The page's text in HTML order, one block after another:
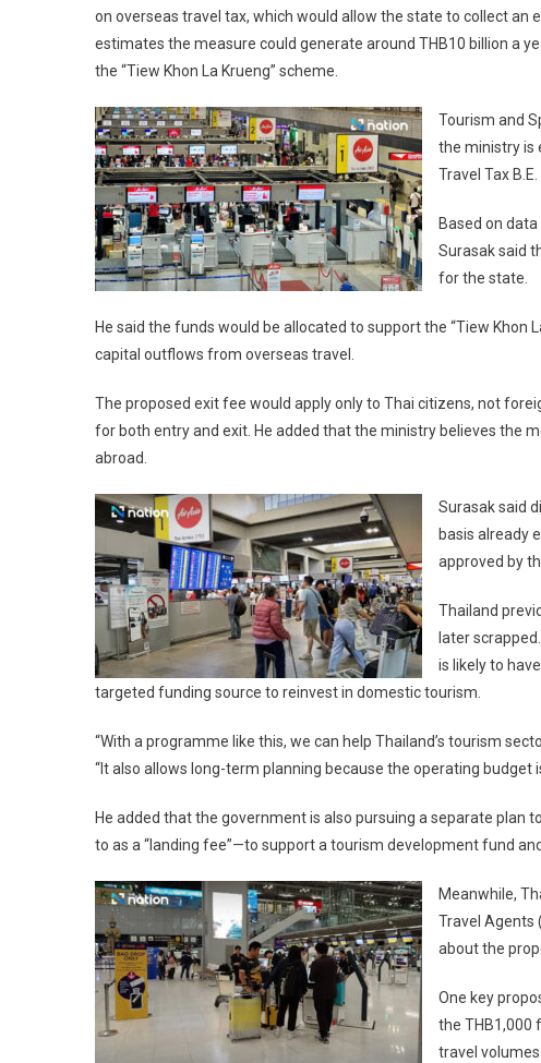
La
Krueng’
on overseas travel tax, which would allow the state to collect
estimates the measure could generate around THB10 billion a
the “Tiew Khon La Krueng” scheme.
Tourism and
the ministry is
Travel Tax
Based on
Surasak said
for the state.
He said the funds would be allocated to support the “Tiew
capital outflows from overseas travel.
The proposed exit fee would apply only to Thai citizens, not
for both entry and exit. He added that the ministry believes the
abroad.
Surasak said
basis already
approved by
Thailand
later
is likely to
targeted funding source to reinvest in domestic tourism.
“With a programme like this, we can help Thailand’s tourism
“It also allows long-term planning because the operating budget
He added that the government is also pursuing a separate
to as a “landing fee”—to support a tourism development fund
Meanwhile,
Travel Agents
about the
One key
the THB1,000
travel